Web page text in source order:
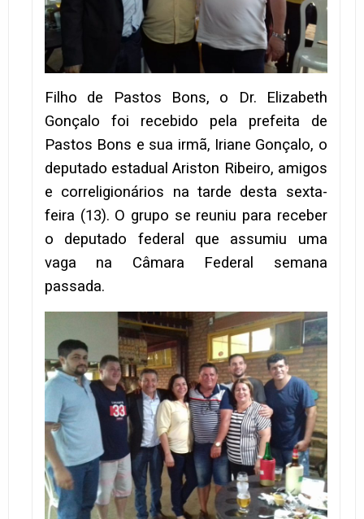
Filho de Pastos Bons, o Dr. Elizabeth
Gonçalo foi recebido pela prefeita de
Pastos Bons e sua irmã, Iriane Gonçalo, o
deputado estadual Ariston Ribeiro, amigos
e correligionários na tarde desta sexta-
feira (13). O grupo se reuniu para receber
o deputado federal que assumiu uma
vaga na Câmara Federal semana
passada.